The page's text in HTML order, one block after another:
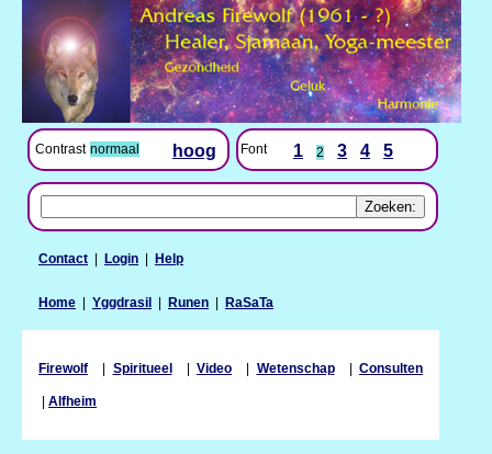
Contrast normaal hoog Font 1 2 3 4 5
Contact | Login | Help
Home | Yggdrasil | Runen | RaSaTa
Firewolf | Spiritueel| Video | Wetenschap| Consulten
| Alfheim